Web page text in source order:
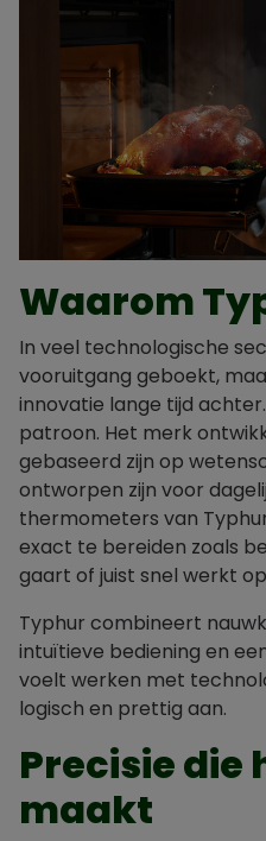
Waarom
In veel technologische
vooruitgang geboekt,
innovatie lange tijd
patroon. Het merk
gebaseerd zijn op
ontworpen zijn voor
thermometers van
exact te bereiden zoals
gaart of juist snel werkt
Typhur combineert
intuïtieve bediening en
voelt werken met
logisch en prettig aan.
Precisie die
maakt